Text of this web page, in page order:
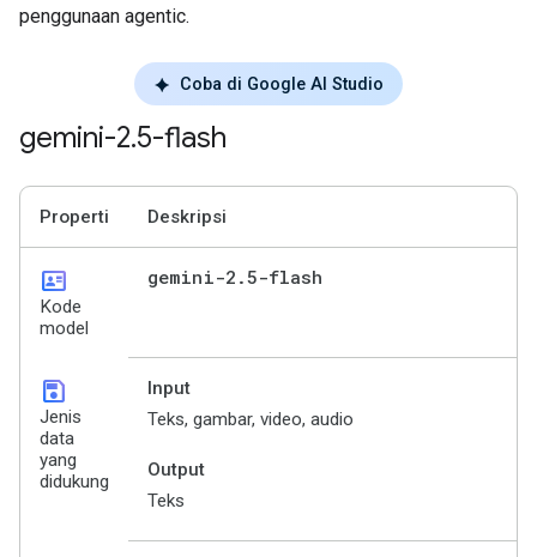
penggunaan agentic.
Coba di Google AI Studio
gemini-2.5-flash
Properti Deskripsi
id_card
Kode
model
gemini-2 .5-flash
save
Jenis
data
yang
didukung
Input
Teks, gambar, video, audio
Output
Teks